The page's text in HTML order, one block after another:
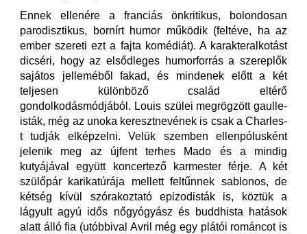
Ennek ellenére a franciás önkritikus, bolondosan
parodisztikus, bornírt humor működik (feltéve, ha az
ember szereti ezt a fajta komédiát). A karakteralkotást
dicséri, hogy az elsődleges humorforrás a szereplők
sajátos jelleméből fakad, és mindenek előtt a két
teljesen különböző család eltérő
gondolkodásmódjából. Louis szülei megrögzött gaulle-
isták, még az unoka keresztnevének is csak a Charles-
t tudják elképzelni. Velük szemben ellenpólusként
jelenik meg az újfent terhes Mado és a mindig
kutyájával együtt koncertező karmester férje. A két
szülőpár karikatúrája mellett feltűnnek sablonos, de
kétség kívül szórakoztató epizodisták is, köztük a
lágyult agyú idős nőgyógyász és buddhista hatások
alatt álló fia (utóbbival Avril még egy plátói románcot is